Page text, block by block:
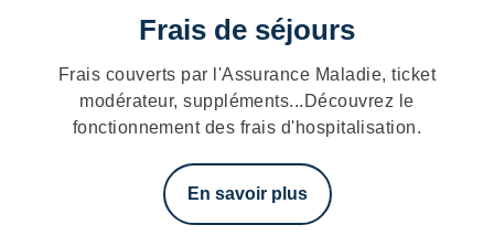
Frais de séjours
Frais couverts par l'Assurance Maladie, ticket
modérateur, suppléments...Découvrez le
fonctionnement des frais d'hospitalisation.
En savoir plus